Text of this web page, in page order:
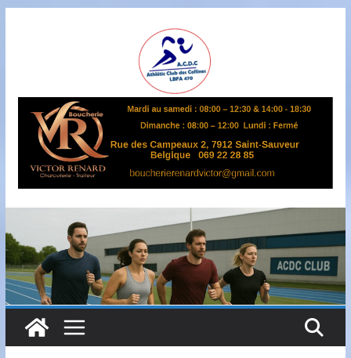
A
S
B
L
L
B
F
A
4
7